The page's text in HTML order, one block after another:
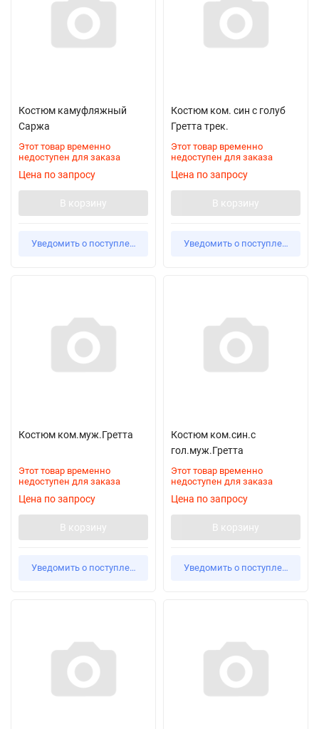
Костюм камуфляжный
Саржа
Этот товар временно
недоступен для заказа
Цена по запросу
В корзину
Уведомить о поступлении
Костюм ком. син с голуб
Гретта трек.
Этот товар временно
недоступен для заказа
Цена по запросу
В корзину
Уведомить о поступлении
Костюм ком.муж.Гретта
Этот товар временно
недоступен для заказа
Цена по запросу
В корзину
Уведомить о поступлении
Костюм ком.син.с
гол.муж.Гретта
Этот товар временно
недоступен для заказа
Цена по запросу
В корзину
Уведомить о поступлении